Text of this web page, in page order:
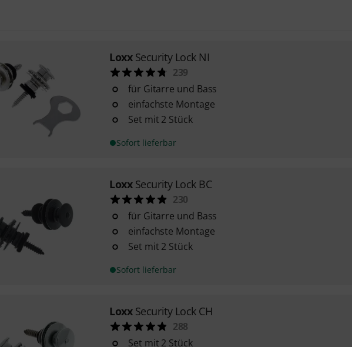
Loxx Security Lock NI
239
für Gitarre und Bass
einfachste Montage
Set mit 2 Stück
Sofort lieferbar
Loxx Security Lock BC
230
für Gitarre und Bass
einfachste Montage
Set mit 2 Stück
Sofort lieferbar
Loxx Security Lock CH
288
Set mit 2 Stück